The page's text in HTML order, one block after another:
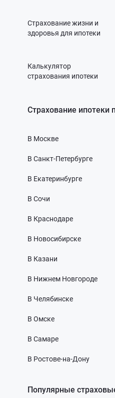
Страхование жизни и
здоровья для ипотеки
Калькулятор
страхования ипотеки
Страхование ипотеки
В Москве
В Санкт-Петербурге
В Екатеринбурге
В Сочи
В Краснодаре
В Новосибирске
В Казани
В Нижнем Новгороде
В Челябинске
В Омске
В Самаре
В Ростове-на-Дону
Популярные